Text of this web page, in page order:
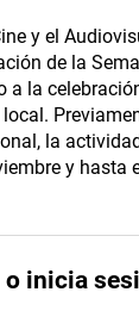
y el
de la
a la
la
y hasta
o inicia